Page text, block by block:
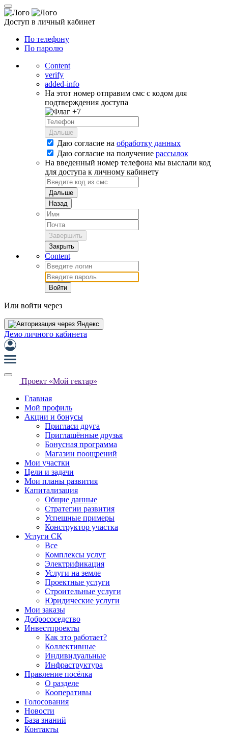
Доступ в личный кабинет
По телефону
По паролю
Content
verify
added-info
На этот номер отправим смс с кодом для
подтверждения доступа
+7
Дальше
Даю согласие на обработку данных
Даю согласие на получение рассылок
На введенный номер телефона мы выслали код
для доступа к личному кабинету
Дальше
Назад
Завершить
Закрыть
Content
Войти
Или войти через
Демо личного кабинета
Проект «Мой гектар»
Главная
Мой профиль
Акции и бонусы
Пригласи друга
Приглашённые друзья
Бонусная программа
Магазин поощрений
Мои участки
Цели и задачи
Мои планы развития
Капитализация
Общие данные
Стратегии развития
Успешные примеры
Конструктор участка
Услуги СК
Все
Комплексы услуг
Электрификация
Услуги на земле
Проектные услуги
Строительные услуги
Юридические услуги
Мои заказы
Добрососедство
Инвестпроекты
Как это работает?
Коллективные
Индивидуальные
Инфраструктура
Правление посёлка
О разделе
Кооперативы
Голосования
Новости
База знаний
Контакты